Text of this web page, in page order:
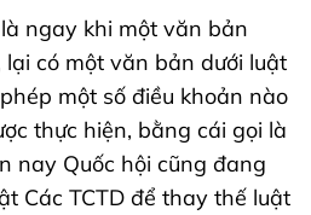
ngay khi một văn bản
lại có một văn bản dưới luật
một số điều khoản nào
thực hiện, bằng cái gọi là
nay Quốc hội cũng đang
Các TCTD để thay thế luật